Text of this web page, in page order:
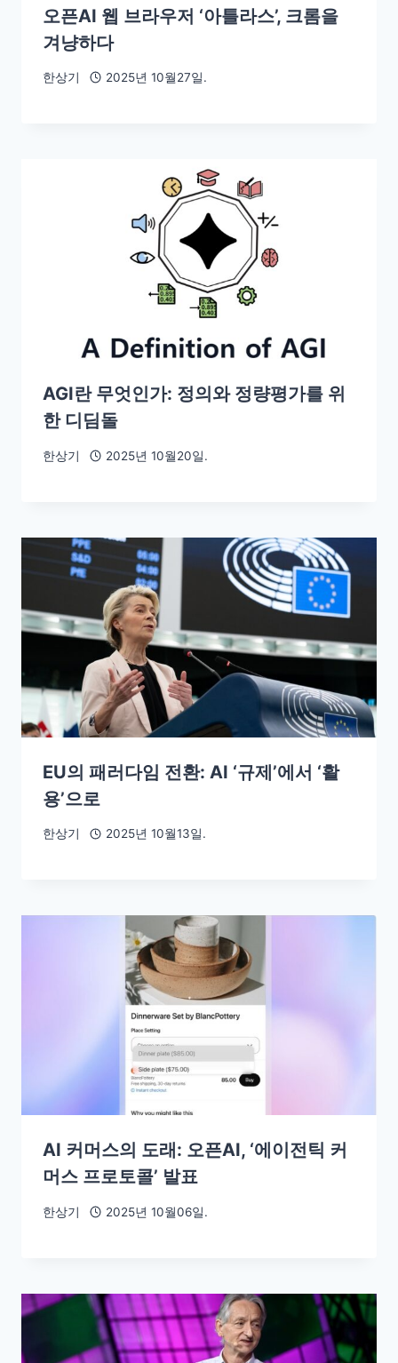
오픈AI 웹 브라우저 ‘아틀라스’, 크롬을
겨냥하다
한상기 2025년 10월27일.
AGI란 무엇인가: 정의와 정량평가를 위
한 디딤돌
한상기 2025년 10월20일.
EU의 패러다임 전환: AI ‘규제’에서 ‘활
용’으로
한상기 2025년 10월13일.
AI 커머스의 도래: 오픈AI, ‘에이전틱 커
머스 프로토콜’ 발표
한상기 2025년 10월06일.